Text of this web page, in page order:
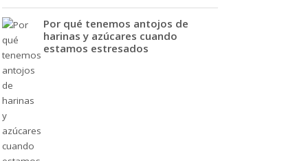
Por qué tenemos antojos de
harinas y azúcares cuando
estamos estresados